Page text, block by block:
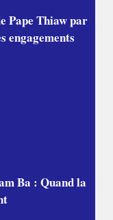
Pape Thiaw par
engagements
Ba : Quand la